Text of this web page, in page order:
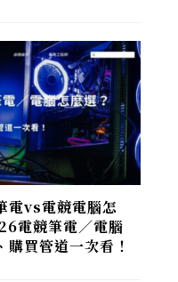
電vs電競電腦怎
電競筆電／電腦
購買管道一次看！